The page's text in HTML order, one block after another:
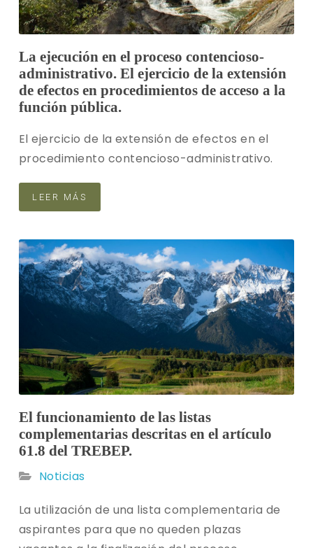
La ejecución en el proceso contencioso-
administrativo. El ejercicio de la extensión
de efectos en procedimientos de acceso a la
función pública.
El ejercicio de la extensión de efectos en el
procedimiento contencioso-administrativo.
LEER MÁS
El funcionamiento de las listas
complementarias descritas en el artículo
61.8 del TREBEP.
Noticias
La utilización de una lista complementaria de
aspirantes para que no queden plazas